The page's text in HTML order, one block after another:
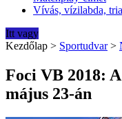
Vívás, vízilabda,
Itt vagy
Kezdőlap > Sportudvar >
Foci VB 2018:
május 23-án